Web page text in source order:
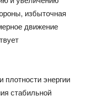
избыточная
движение
энергии
стабильной